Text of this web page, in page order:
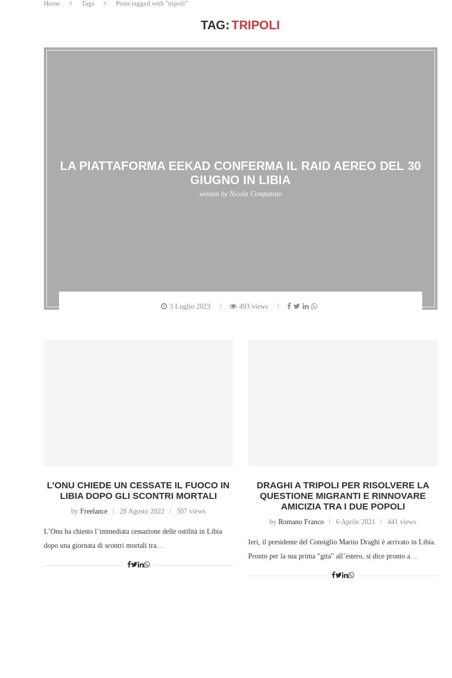
Home Tags Posts tagged with "tripoli"
TAG: TRIPOLI
LA PIATTAFORMA EEKAD CONFERMA IL RAID AEREO DEL 30
GIUGNO IN LIBIA
written by Nicola Comparato
3 Luglio 2023 493 views
L’ONU CHIEDE UN CESSATE IL FUOCO IN
LIBIA DOPO GLI SCONTRI MORTALI
byFreelance 28 Agosto 2022 507 views
L’Onu ha chiesto l’immediata cessazione delle ostilità in Libia
dopo una giornata di scontri mortali tra…
DRAGHI A TRIPOLI PER RISOLVERE LA
QUESTIONE MIGRANTI E RINNOVARE
AMICIZIA TRA I DUE POPOLI
byRomano Franco 6 Aprile 2021 441 views
Ieri, il presidente del Consiglio Mariio Draghi è arrivato in Libia.
Pronto per la sua prima “gita” all’estero, si dice pronto a…